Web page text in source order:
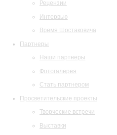
Рецензии
Интервью
Время Шостаковича
Партнеры
Наши партнеры
Фотогалерея
Стать партнером
Просветительские проекты
Творческие встречи
Выставки